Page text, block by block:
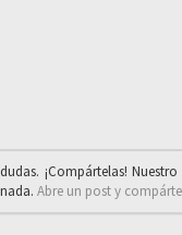
¡Compártelas!
Abre un post y